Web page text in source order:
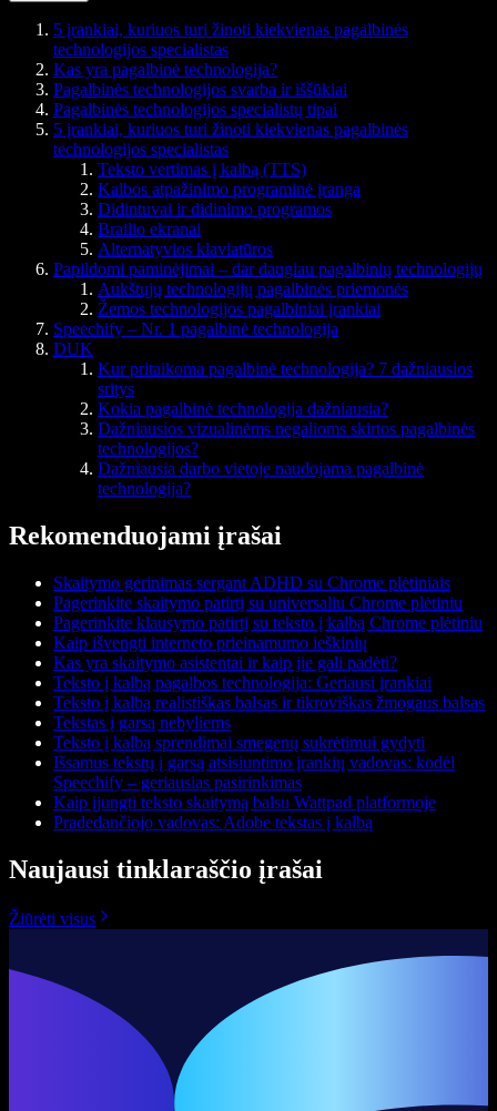
5 įrankiai, kuriuos turi žinoti kiekvienas pagalbinės
technologijos specialistas
Kas yra pagalbinė technologija?
Pagalbinės technologijos svarba ir iššūkiai
Pagalbinės technologijos specialistų tipai
5 įrankiai, kuriuos turi žinoti kiekvienas pagalbinės
technologijos specialistas
Teksto vertimas į kalbą (TTS)
Kalbos atpažinimo programinė įranga
Didintuvai ir didinimo programos
Brailio ekranai
Alternatyvios klaviatūros
Papildomi paminėjimai – dar daugiau pagalbinių technologijų
Aukštųjų technologijų pagalbinės priemonės
Žemos technologijos pagalbiniai įrankiai
Speechify – Nr. 1 pagalbinė technologija
DUK
Kur pritaikoma pagalbinė technologija? 7 dažniausios
sritys
Kokia pagalbinė technologija dažniausia?
Dažniausios vizualinėms negalioms skirtos pagalbinės
technologijos?
Dažniausia darbo vietoje naudojama pagalbinė
technologija?
Rekomenduojami įrašai
Skaitymo gerinimas sergant ADHD su Chrome plėtiniais
Pagerinkite skaitymo patirtį su universaliu Chrome plėtiniu
Pagerinkite klausymo patirtį su teksto į kalbą Chrome plėtiniu
Kaip išvengti interneto prieinamumo ieškinių
Kas yra skaitymo asistentai ir kaip jie gali padėti?
Teksto į kalbą pagalbos technologija: Geriausi įrankiai
Teksto į kalbą realistiškas balsas ir tikroviškas žmogaus balsas
Tekstas į garsą nebyliems
Teksto į kalbą sprendimai smegenų sukrėtimui gydyti
Išsamus tekstų į garsą atsisiuntimo įrankių vadovas: kodėl
Speechify – geriausias pasirinkimas
Kaip įjungti teksto skaitymą balsu Wattpad platformoje
Pradedančiojo vadovas: Adobe tekstas į kalbą
Naujausi tinklaraščio įrašai
Žiūrėti visus